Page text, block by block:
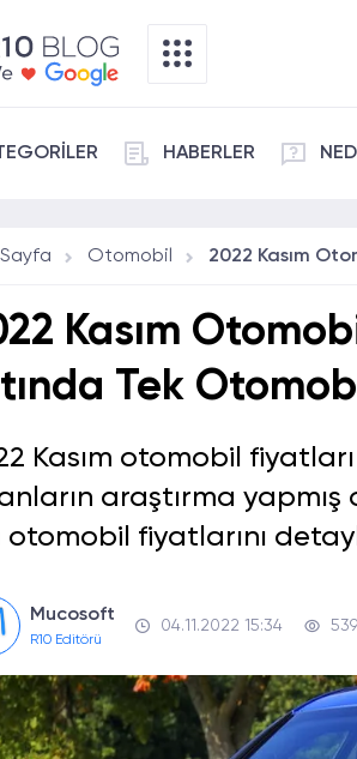
HABERLER
Otomobil
Kasım
Tek
Kasım otomobil
araştırma
otomobil fiyatlarını
Mucosoft
R10 Editörü
04.11.2022 15:34